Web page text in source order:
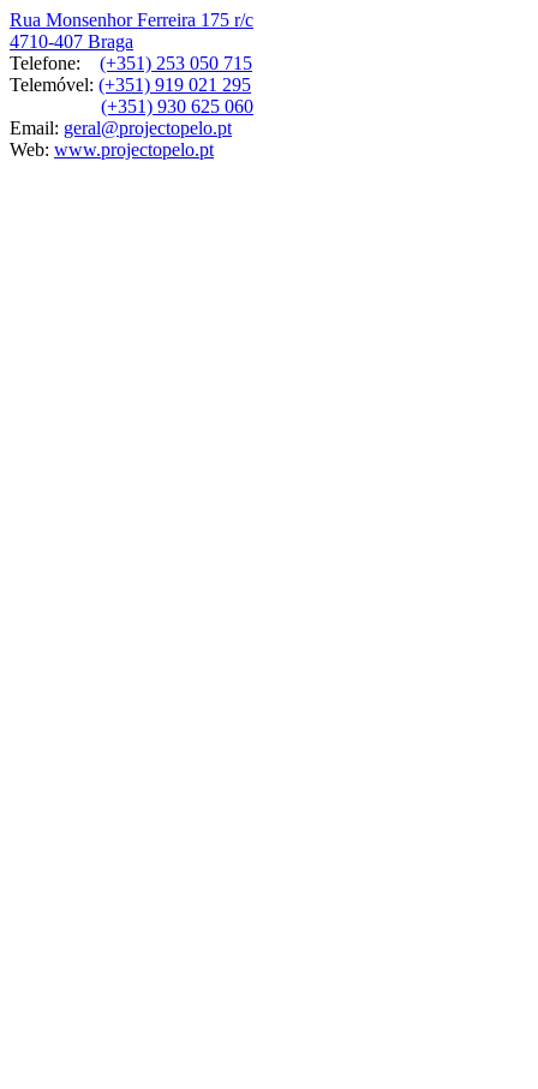
Rua Monsenhor Ferreira 175 r/c
4710-407 Braga
Telefone: (+351) 253 050 715
Telemóvel: (+351) 919 021 295
(+351) 930 625 060
Email: geral@projectopelo.pt
Web: www.projectopelo.pt